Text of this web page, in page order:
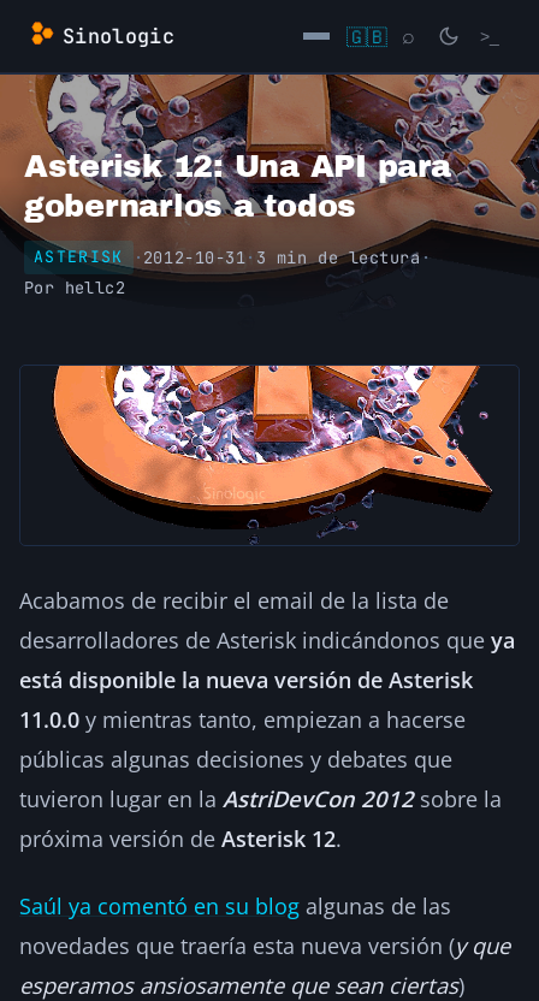
Saltar
contenido
Sinologic 🇬🇧 ⌕ >_
→
Asterisk 12: Una API para
gobernarlos a todos
ASTERISK · 2012-10-31 · 3 min de lectura ·
Por hellc2
Acabamos de recibir el email de la lista de
desarrolladores de Asterisk indicándonos que ya
está disponible la nueva versión de Asterisk
11.0.0 y mientras tanto, empiezan a hacerse
públicas algunas decisiones y debates que
tuvieron lugar en la AstriDevCon 2012sobre la
próxima versión de Asterisk 12.
Saúl ya comentó en su blog algunas de las
novedades que traería esta nueva versión (y que
esperamos ansiosamente que sean ciertas)